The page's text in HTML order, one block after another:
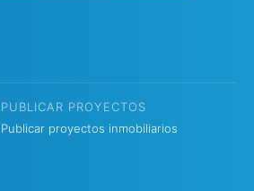
PUBLICAR PROYECTOS
Publicar proyectos inmobiliarios